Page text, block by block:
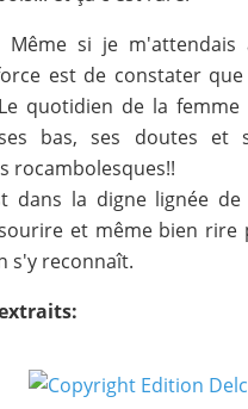
Même si je m'attendais
est de constater
quotidien de la femme
bas, ses doutes et
rocambolesques!!
dans la digne lignée
et même bien rire
s'y reconnaît.